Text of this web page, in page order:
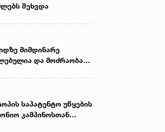
შეხვდა
მიმდინარე
და მოძრაობა
საპატენტო უწყების
კამპინოსთან